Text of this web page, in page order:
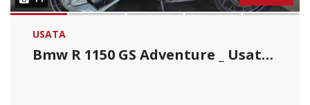
USATA
Bmw R 1150 GS Adventure _ Usato Permutabile....